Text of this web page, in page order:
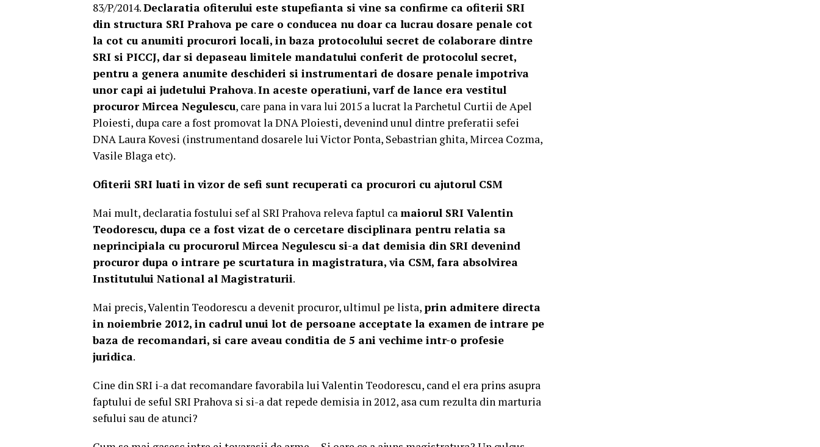
83/P/2014.Declaratia ofiterului este stupefianta si vine sa confirme ca ofiterii SRI
din structura SRI Prahova pe care o conducea nu doar ca lucrau dosare penale cot
la cot cu anumiti procurori locali, in baza protocolului secret de colaborare dintre
SRI si PICCJ, dar si depaseau limitele mandatului conferit de protocolul secret,
pentru a genera anumite deschideri si instrumentari de dosare penale impotriva
unor capi ai judetului Prahova.In aceste operatiuni, varf de lance era vestitul
procuror Mircea Negulescu, care pana in vara lui 2015 a lucrat la Parchetul Curtii de Apel
Ploiesti, dupa care a fost promovat la DNA Ploiesti, devenind unul dintre preferatii sefei
DNA Laura Kovesi (instrumentand dosarele lui Victor Ponta, Sebastrian ghita, Mircea Cozma,
Vasile Blaga etc).
Ofiterii SRI luati in vizor de sefi sunt recuperati ca procurori cu ajutorul CSM
Mai mult, declaratia fostului sef al SRI Prahova releva faptul camaiorul SRI Valentin
Teodorescu, dupa ce a fost vizat de o cercetare disciplinara pentru relatia sa
neprincipiala cu procurorul Mircea Negulescu si-a dat demisia din SRI devenind
procuror dupa o intrare pe scurtatura in magistratura, via CSM, fara absolvirea
Institutului National al Magistraturii.
Mai precis, Valentin Teodorescu a devenit procuror, ultimul pe lista, prin admitere directa
in noiembrie 2012, in cadrul unui lot de persoane acceptate la examen de intrare pe
baza de recomandari, si care aveau conditia de 5 ani vechime intr-o profesie
juridica.
Cine din SRI i-a dat recomandare favorabila lui Valentin Teodorescu, cand el era prins asupra
faptului de seful SRI Prahova si si-a dat repede demisia in 2012, asa cum rezulta din marturia
sefului sau de atunci?